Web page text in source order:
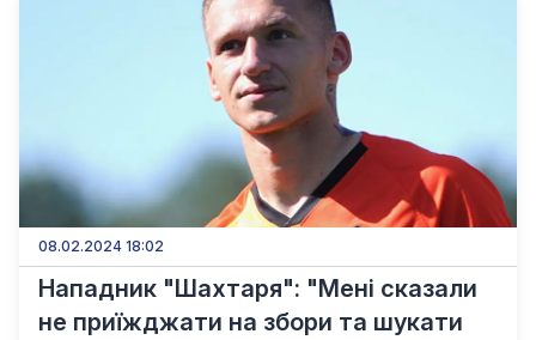
08.02.2024 18:02
Нападник "Шахтаря": "Мені сказали
не приїжджати на збори та шукати